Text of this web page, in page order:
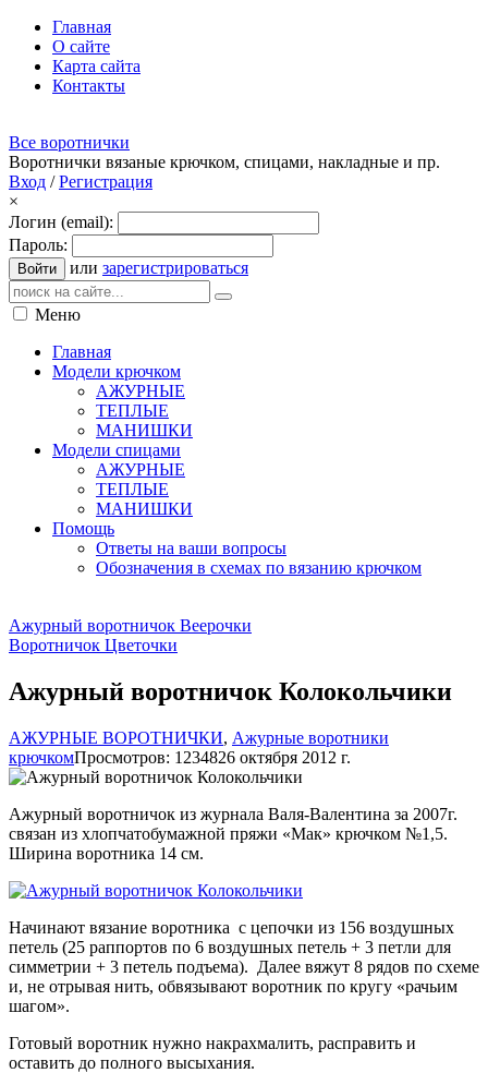
Главная
О сайте
Карта сайта
Контакты
Все воротнички
Воротнички вязаные крючком, спицами, накладные и пр.
Вход /Регистрация
×
Логин (email):
Пароль:
Войти или зарегистрироваться
Меню
Главная
Модели крючком
АЖУРНЫЕ
ТЕПЛЫЕ
МАНИШКИ
Модели спицами
АЖУРНЫЕ
ТЕПЛЫЕ
МАНИШКИ
Помощь
Ответы на ваши вопросы
Обозначения в схемах по вязанию крючком
Ажурный воротничок Веерочки
Воротничок Цветочки
Ажурный воротничок Колокольчики
АЖУРНЫЕ ВОРОТНИЧКИ, Ажурные воротники
крючкомПросмотров: 1234826 октября 2012 г.
Ажурный воротничок из журнала Валя-Валентина за 2007г.
связан из хлопчатобумажной пряжи «Мак» крючком №1,5.
Ширина воротника 14 см.
Начинают вязание воротника с цепочки из 156 воздушных
петель (25 раппортов по 6 воздушных петель + 3 петли для
симметрии + 3 петель подъема). Далее вяжут 8 рядов по схеме
и, не отрывая нить, обвязывают воротник по кругу «рачьим
шагом».
Готовый воротник нужно накрахмалить, расправить и
оставить до полного высыхания.